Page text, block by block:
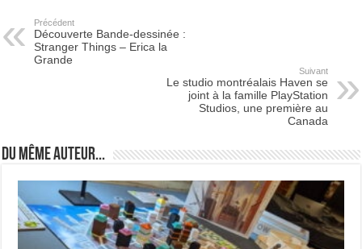
Précédent
Découverte Bande-dessinée :
Stranger Things – Erica la
Grande
Suivant
Le studio montréalais Haven se
joint à la famille PlayStation
Studios, une première au
Canada
Du même auteur...